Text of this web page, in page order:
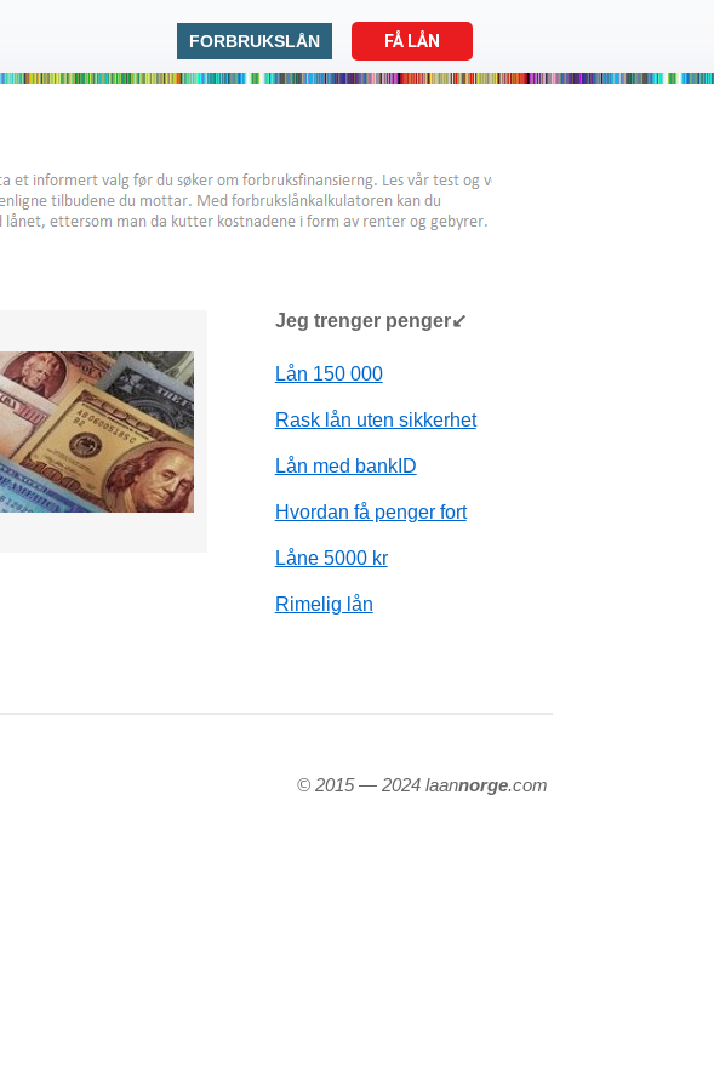
FORBRUKSLÅN FÅ LÅN
Jeg trenger penger↙
Lån 150 000
Rask lån uten sikkerhet
Lån med bankID
Hvordan få penger fort
Låne 5000 kr
Rimelig lån
© 2015 — 2024 laannorge.com